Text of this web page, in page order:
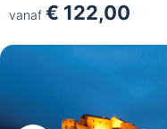
vanaf € 122,00